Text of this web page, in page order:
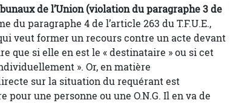
de l’Union (violation du paragraphe 3 de
du paragraphe 4 de l’article 263 du T.F.U.E.,
veut former un recours contre un acte devant
que si elle en est le « destinataire » ou si cet
». Or, en matière
sur la situation du requérant est
une personne ou une O.N.G. Il en va de